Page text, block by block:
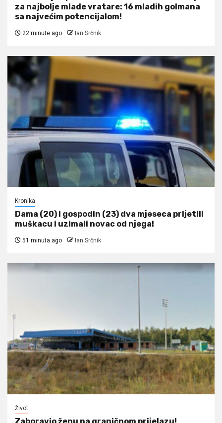
za najbolje mlade vratare: 16 mladih golmana
sa najvećim potencijalom!
22 minute ago Ian Srčnik
Kronika
Dama (20) i gospodin (23) dva mjeseca prijetili
muškacu i uzimali novac od njega!
51 minuta ago Ian Srčnik
Život